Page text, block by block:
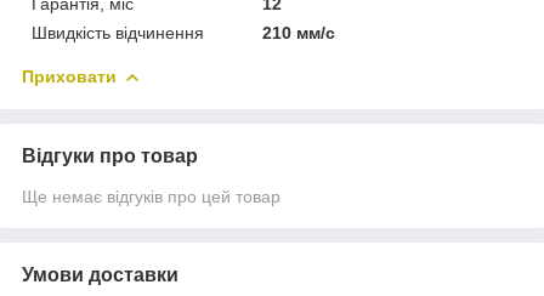
Швидкість відчинення
210 мм/с
Приховати
Відгуки про товар
Ще немає відгуків про цей товар
Умови доставки